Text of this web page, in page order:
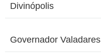
Divinópolis
Governador Valadares